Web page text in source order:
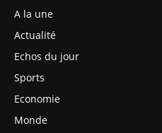
A la une
Actualité
Echos du jour
Sports
Economie
Monde